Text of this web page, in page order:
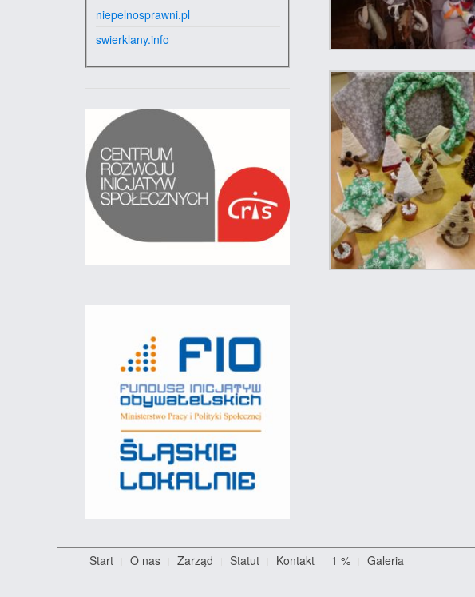
niepelnosprawni.pl
swierklany.info
Start O nas Zarząd Statut Kontakt 1 % Galeria